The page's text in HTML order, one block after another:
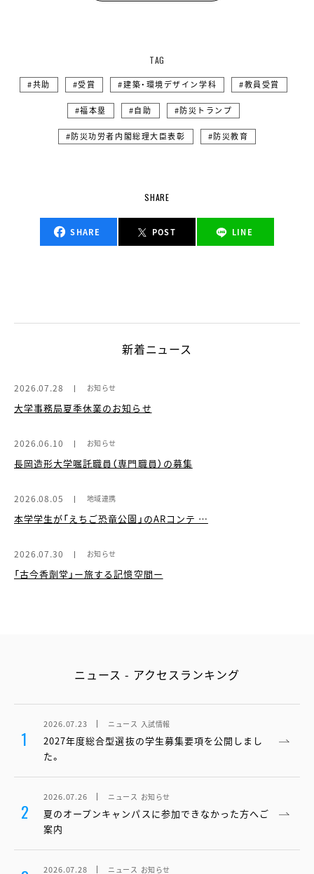
TAG
共助 受賞 建築・環境デザイン学科 教員受賞
福本塁 自助 防災トランプ
防災功労者内閣総理大臣表彰 防災教育
SHARE
SHARE POST LINE
新着ニュース
2026.07.28 お知らせ
大学事務局夏季休業のお知らせ
2026.06.10 お知らせ
長岡造形大学嘱託職員（専門職員）の募集
2026.08.05 地域連携
本学学生が「えちご恐竜公園」のARコンテ …
2026.07.30 お知らせ
「古今香劑堂」ー旅する記憶空間ー
ニュース - アクセスランキング
1
2026.07.23 ニュース 入試情報
2027年度総合型選抜の学生募集要項を公開しまし
た。
2
2026.07.26 ニュース お知らせ
夏のオープンキャンパスに参加できなかった方へご
案内
2026.07.28 ニュース お知らせ